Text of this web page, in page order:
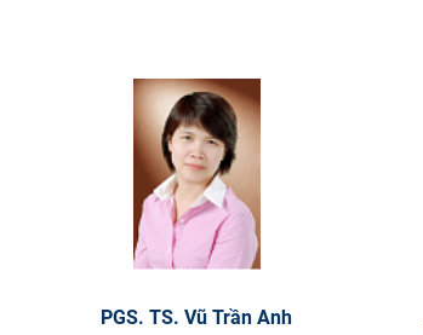
PGS. TS. Vũ Trần Anh